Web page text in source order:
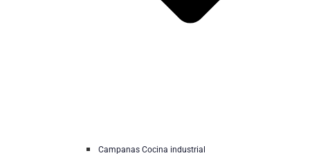
Campanas Cocina industrial